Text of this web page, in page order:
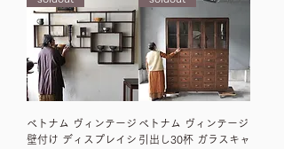
ベトナム ヴィンテージ
壁付け ディスプレイシ
ベトナム ヴィンテージ
引出し30杯 ガラスキャ